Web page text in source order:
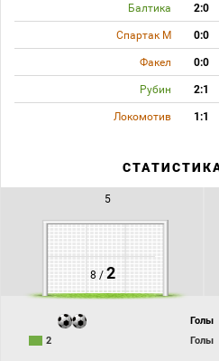
Балтика 2:0
Спартак М 0:0
Факел 0:0
Рубин 2:1
Локомотив 1:1
5
8 /2
Голы
2
Голы